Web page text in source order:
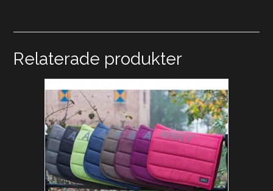
Relaterade produkter